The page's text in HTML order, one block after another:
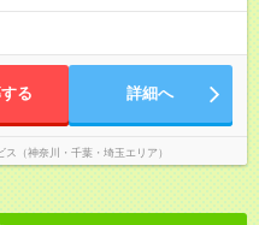
る 詳細へ
（神奈川・千葉・埼玉エリア）